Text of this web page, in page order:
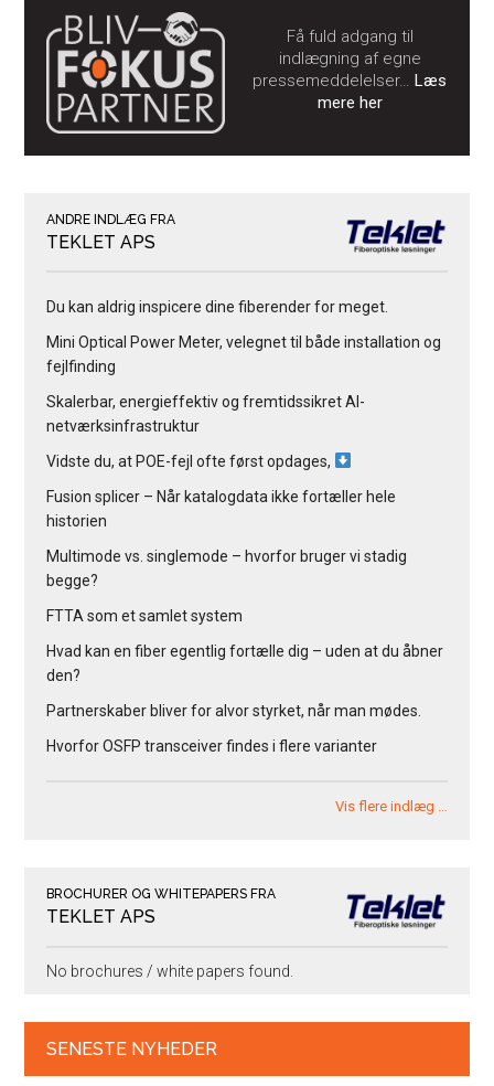
Få fuld adgang til
indlægning af egne
pressemeddelelser…Læs
mere her
ANDRE INDLÆG FRA
TEKLET APS
Du kan aldrig inspicere dine fiberender for meget.
Mini Optical Power Meter, velegnet til både installation og
fejlfinding
Skalerbar, energieffektiv og fremtidssikret AI-
netværksinfrastruktur
Vidste du, at POE-fejl ofte først opdages,
Fusion splicer – Når katalogdata ikke fortæller hele
historien
Multimode vs. singlemode – hvorfor bruger vi stadig
begge?
FTTA som et samlet system
Hvad kan en fiber egentlig fortælle dig – uden at du åbner
den?
Partnerskaber bliver for alvor styrket, når man mødes.
Hvorfor OSFP transceiver findes i flere varianter
Vis flere indlæg …
BROCHURER OG WHITEPAPERS FRA
TEKLET APS
No brochures / white papers found.
SENESTE NYHEDER